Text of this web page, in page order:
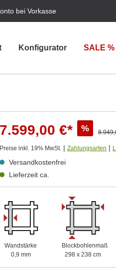
bei Vorkasse
Konfigurator SALE %
7.599,00 €* %
Preise inkl. 19% MwSt. | Zahlungsarten |
Versandkostenfrei
Lieferzeit ca.
Wandstärke
0,9 mm
Blockbohlenmaß
298 x 238 cm